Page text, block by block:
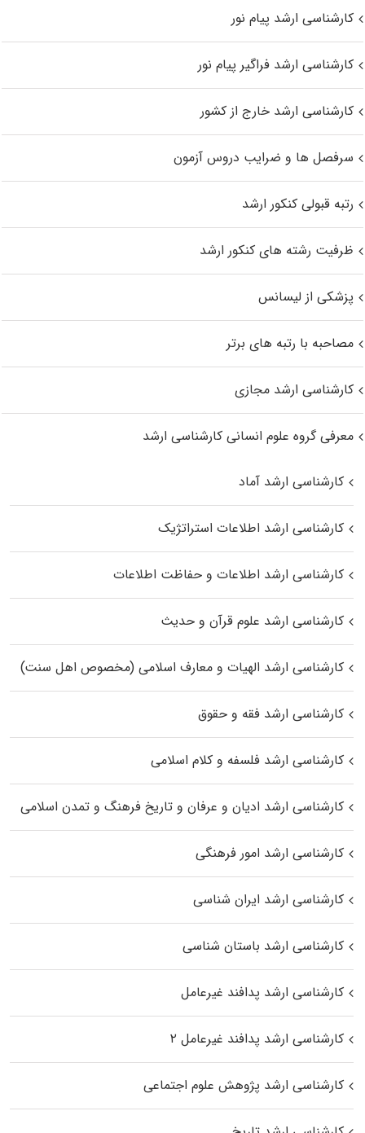
کارشناسی ارشد پیام نور
کارشناسی ارشد فراگیر پیام نور
کارشناسی ارشد خارج از کشور
سرفصل ها و ضرایب دروس آزمون
رتبه قبولی کنکور ارشد
ظرفیت رشته های کنکور ارشد
پزشکی از لیسانس
مصاحبه با رتبه های برتر
کارشناسی ارشد مجازی
معرفی گروه علوم انسانی کارشناسی ارشد
کارشناسی ارشد آماد
کارشناسی ارشد اطلاعات استراتژیک
کارشناسی ارشد اطلاعات و حفاظت اطلاعات
کارشناسی ارشد علوم قرآن و حدیث
کارشناسی ارشد الهیات و معارف اسلامی (مخصوص اهل سنت)
کارشناسی ارشد فقه و حقوق
کارشناسی ارشد فلسفه و کلام اسلامی
کارشناسی ارشد ادیان و عرفان و تاریخ فرهنگ و تمدن اسلامی
کارشناسی ارشد امور فرهنگی
کارشناسی ارشد ایران شناسی
کارشناسی ارشد باستان شناسی
کارشناسی ارشد پدافند غیرعامل
کارشناسی ارشد پدافند غیرعامل ۲
کارشناسی ارشد پژوهش علوم اجتماعی